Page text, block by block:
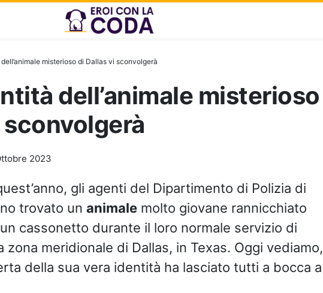
misterioso di Dallas vi sconvolgerà
dell’animale misterioso
2023
gli agenti del Dipartimento di Polizia di
trovato un animalemolto giovane rannicchiato
cassonetto durante il loro normale servizio di
zona meridionale di Dallas, in Texas. Oggi vediamo,
della sua vera identità ha lasciato tutti a bocca a